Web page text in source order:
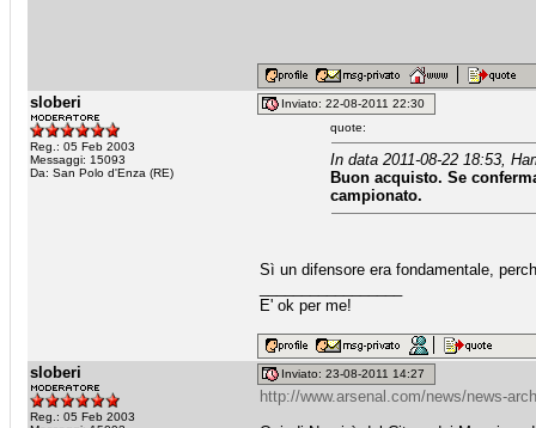
sloberi
Reg.: 05 Feb 2003
Messaggi: 15093
Da: San Polo d'Enza (RE)
Inviato: 22-08-2011 22:30
quote:
In data 2011-08-22 18:53,
Buon acquisto. Se
campionato.
Sì un difensore era fondamentale,
E' ok per me!
sloberi
Reg.: 05 Feb 2003
Inviato: 23-08-2011 14:27
http://www.arsenal.com/news/news-